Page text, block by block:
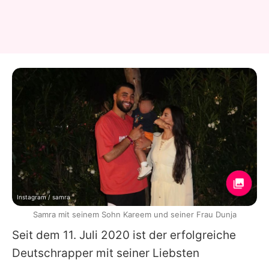
Seit dem 11. Juli 2020 ist der erfolgreiche
Deutschrapper mit seiner Liebsten
Instagram / samra
Samra mit seinem Sohn Kareem und seiner Frau Dunja